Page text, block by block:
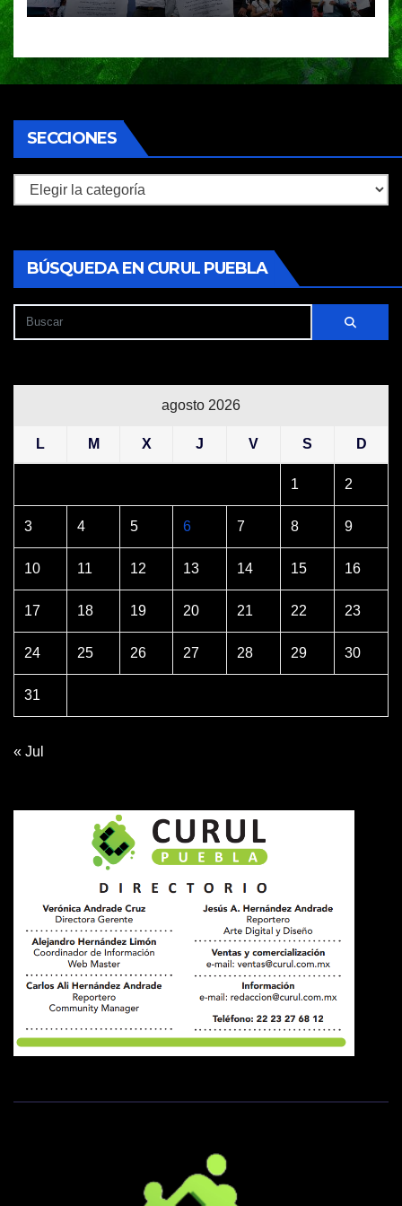
plantel
SECCIONES
Secciones
BÚSQUEDA EN CURUL PUEBLA
agosto 2026
L M X J V S D
1 2
3 4 5 6 7 8 9
10 11 12 13 14 15 16
17 18 19 20 21 22 23
24 25 26 27 28 29 30
31
« Jul